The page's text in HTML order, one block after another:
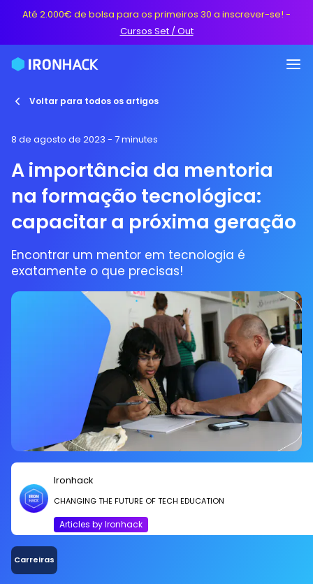
Até 2.000€ de bolsa para os primeiros 30 a inscrever-se! -
Cursos Set / Out
Voltar para todos os artigos
8 de agosto de 2023 - 7 minutes
A importância da mentoria
na formação tecnológica:
capacitar a próxima geração
Encontrar um mentor em tecnologia é
exatamente o que precisas!
Ironhack
CHANGING THE FUTURE OF TECH EDUCATION
Articles by Ironhack
Carreiras